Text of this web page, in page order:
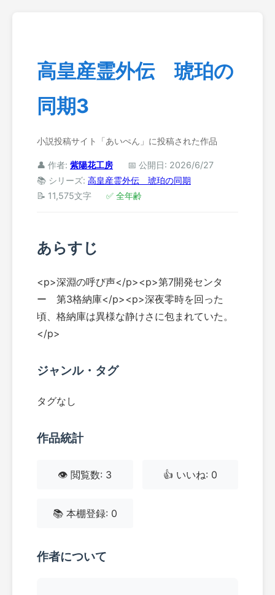
高皇産霊外伝 琥珀の
同期3
小説投稿サイト「あいぺん」に投稿された作品
👤 作者: 紫陽花工房
📅 公開日: 2026/6/27
📚 シリーズ: 高皇産霊外伝 琥珀の同期
📝 11,575文字
✅ 全年齢
あらすじ
<p>深淵の呼び声</p><p>第7開発センタ
ー 第3格納庫</p><p>深夜零時を回った
頃、格納庫は異様な静けさに包まれていた。
</p>
ジャンル・タグ
タグなし
作品統計
👁️ 閲覧数: 3 👍 いいね: 0
📚 本棚登録: 0
作者について